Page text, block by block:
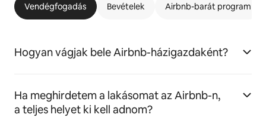
Vendégfogadás Bevételek Airbnb-barát program
Hogyan vágjak bele Airbnb-házigazdaként?
Ha meghirdetem a lakásomat az Airbnb-n,
a teljes helyet ki kell adnom?